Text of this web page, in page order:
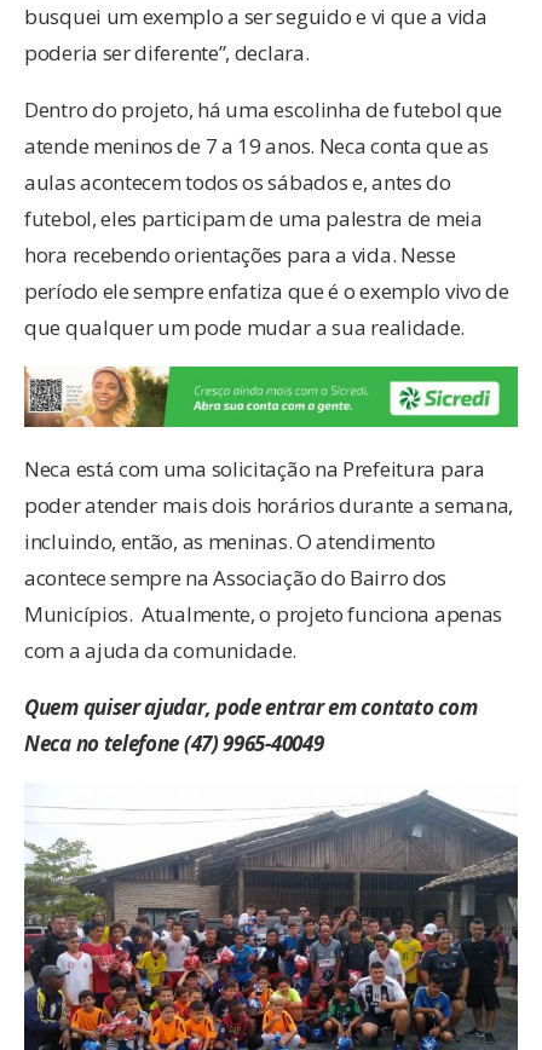
busquei um exemplo a ser seguido e vi que a vida
poderia ser diferente”, declara.
Dentro do projeto, há uma escolinha de futebol que
atende meninos de 7 a 19 anos. Neca conta que as
aulas acontecem todos os sábados e, antes do
futebol, eles participam de uma palestra de meia
hora recebendo orientações para a vida. Nesse
período ele sempre enfatiza que é o exemplo vivo de
que qualquer um pode mudar a sua realidade.
Neca está com uma solicitação na Prefeitura para
poder atender mais dois horários durante a semana,
incluindo, então, as meninas. O atendimento
acontece sempre na Associação do Bairro dos
Municípios. Atualmente, o projeto funciona apenas
com a ajuda da comunidade.
Quem quiser ajudar, pode entrar em contato com
Neca no telefone (47) 9965-40049